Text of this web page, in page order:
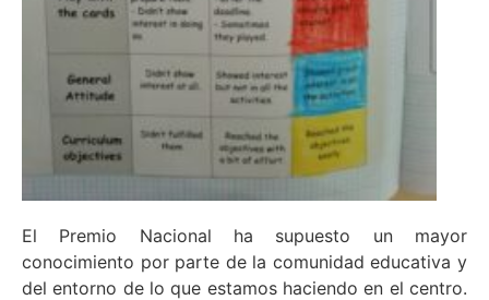
El Premio Nacional ha supuesto un mayor
conocimiento por parte de la comunidad educativa y
del entorno de lo que estamos haciendo en el centro.